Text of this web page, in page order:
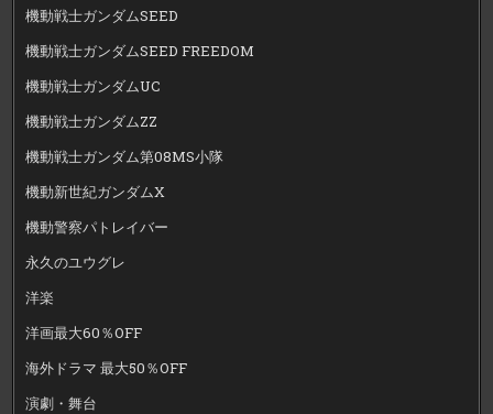
機動戦士ガンダムSEED
機動戦士ガンダムSEED FREEDOM
機動戦士ガンダムUC
機動戦士ガンダムZZ
機動戦士ガンダム第08MS小隊
機動新世紀ガンダムX
機動警察パトレイバー
永久のユウグレ
洋楽
洋画最大60％OFF
海外ドラマ 最大50％OFF
演劇・舞台